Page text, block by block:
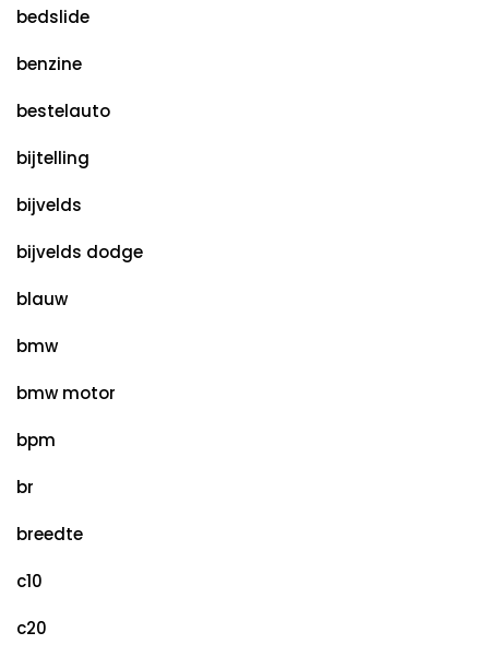
bedslide
benzine
bestelauto
bijtelling
bijvelds
bijvelds dodge
blauw
bmw
bmw motor
bpm
br
breedte
c10
c20